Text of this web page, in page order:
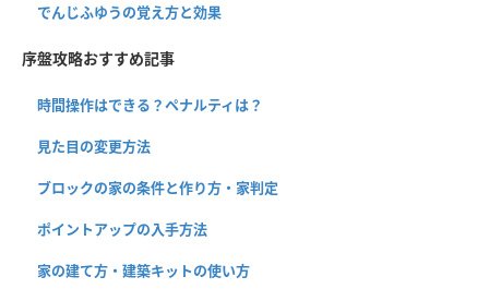
でんじふゆうの覚え方と効果
序盤攻略おすすめ記事
時間操作はできる？ペナルティは？
見た目の変更方法
ブロックの家の条件と作り方・家判定
ポイントアップの入手方法
家の建て方・建築キットの使い方